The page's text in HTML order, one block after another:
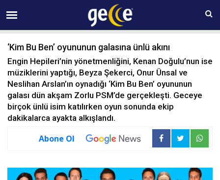
08 AĞUSTOS Cumartesi 19:03
‘Kim Bu Ben’ oyununun galasına ünlü akını
Engin Hepileri’nin yönetmenliğini, Kenan Doğulu’nun ise
müziklerini yaptığı, Beyza Şekerci, Onur Ünsal ve
Neslihan Arslan’ın oynadığı ‘Kim Bu Ben’ oyununun
galası dün akşam Zorlu PSM’de gerçekleşti. Geceye
birçok ünlü isim katılırken oyun sonunda ekip
dakikalarca ayakta alkışlandı.
Abone Ol